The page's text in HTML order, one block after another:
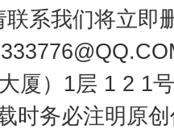
系我们将立即
厦）1层 1 2 1
时务必注明原